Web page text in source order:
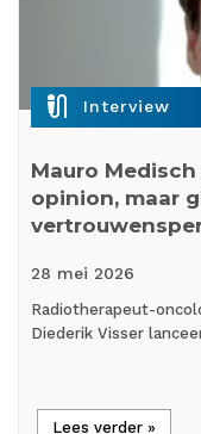
mic_external_on Interview
Mauro Medisch
opinion, maar
28 mei 2026
Radiotherapeut-
Diederik Visser
Lees verder »